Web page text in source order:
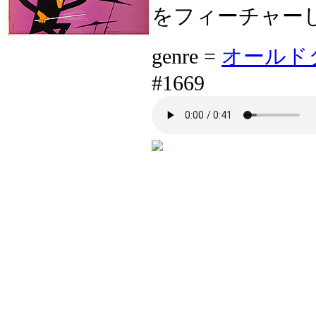
をフィーチャー
genre = オールド
#1669